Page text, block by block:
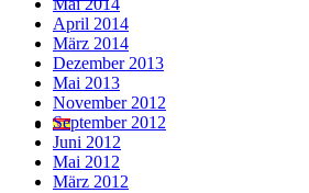
Mai 2014
April 2014
März 2014
Dezember 2013
Mai 2013
November 2012
September 2012
Juni 2012
Mai 2012
März 2012